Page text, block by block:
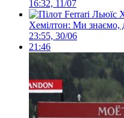
16:32, 11/07
Хемілтон: Ми знаємо,
23:55, 30/06
21:46